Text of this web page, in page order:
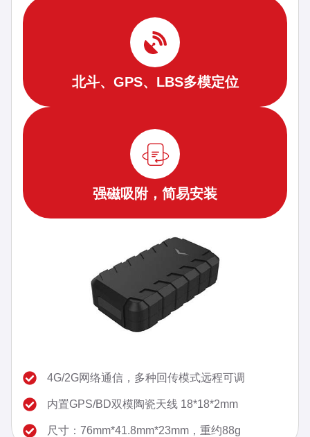
北斗、GPS、LBS多模定位
强磁吸附，简易安装
4G/2G网络通信，多种回传模式远程可调
内置GPS/BD双模陶瓷天线 18*18*2mm
尺寸：76mm*41.8mm*23mm，重约88g